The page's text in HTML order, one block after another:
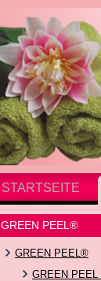
STARTSEITE
GREEN PEEL®
GREEN PEEL®
GREEN